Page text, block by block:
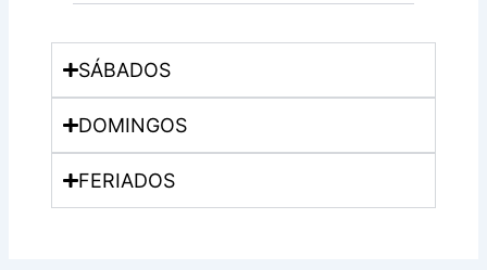
SÁBADOS
DOMINGOS
FERIADOS